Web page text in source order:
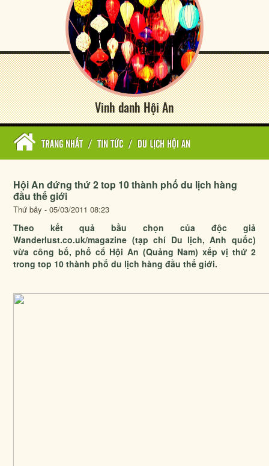
Vinh danh Hội An
TRANG NHẤT / TIN TỨC / DU LỊCH HỘI AN
Hội An đứng thứ 2 top 10 thành phố du lịch hàng
đầu thế giới
Thứ bảy - 05/03/2011 08:23
Theo kết quả bầu chọn của độc giả
Wanderlust.co.uk/magazine (tạp chí Du lịch, Anh quốc)
vừa công bố, phố cổ Hội An (Quảng Nam) xếp vị thứ 2
trong top 10 thành phố du lịch hàng đầu thế giới.